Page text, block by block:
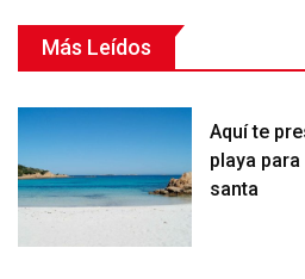
Más Leídos
Aquí te
playa
santa